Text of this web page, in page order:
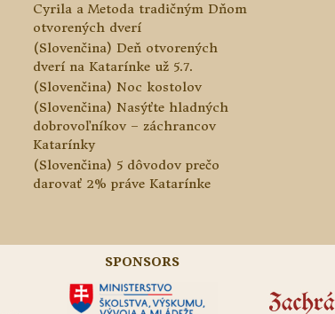
Cyrila a Metoda tradičným Dňom
otvorených dverí
(Slovenčina) Deň otvorených
dverí na Katarínke už 5.7.
(Slovenčina) Noc kostolov
(Slovenčina) Nasýťte hladných
dobrovoľníkov – záchrancov
Katarínky
(Slovenčina) 5 dôvodov prečo
darovať 2% práve Katarínke
SPONSORS